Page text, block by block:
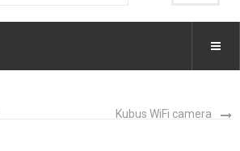
Kubus WiFi camera